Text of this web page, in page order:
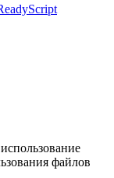
файлов